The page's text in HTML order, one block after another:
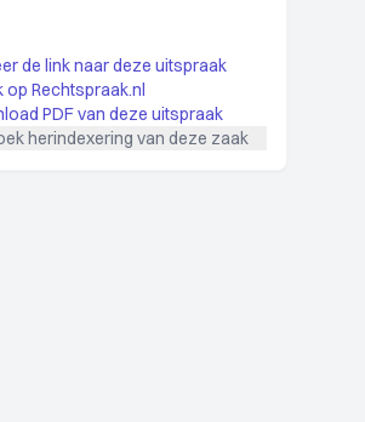
Hof voor de Rechten van de Mens,
CASE OF VERHOEVEN v. FRANCE
purl.org/dc/terms/"}]
de link naar deze uitspraak
op Rechtspraak.nl
PDF van deze uitspraak
herindexering van deze zaak